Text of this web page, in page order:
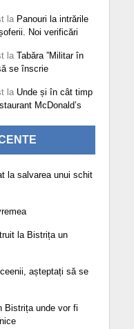
la Panouri la intrările
Noi verificări
la Tabăra ”Militar în
se înscrie
la Unde și în cât timp
McDonald’s
la salvarea unui schit
la Bistrița un
așteptați să se
Bistrița unde vor fi